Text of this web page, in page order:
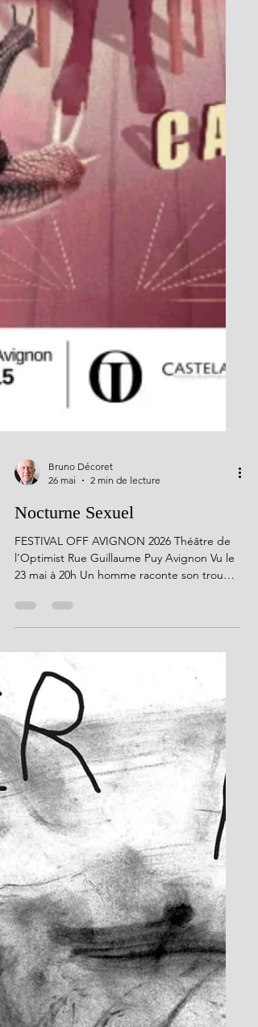
Bruno Décoret
Nocturne Sexuel
FESTIVAL OFF AVIGNON 2026 Théâtre de
l'Optimist Rue Guillaume Puy Avignon Vu le
23 mai à 20h Un homme raconte son trouble
d’adolescent lorsqu’il découvre la sexualité :
gêne, questionnement, culpabilité, attrait,
et finalement passage à l’acte. Présenter au
théâtre ce sujet mainte fois abordé est un
défi risqué. « Nocturne sexuel » le relève
avec brio grâce à une audacieuse mise en
scène collective qui transforme la narration
en spectacle de cabaret. Dès l’entrée on se
trou